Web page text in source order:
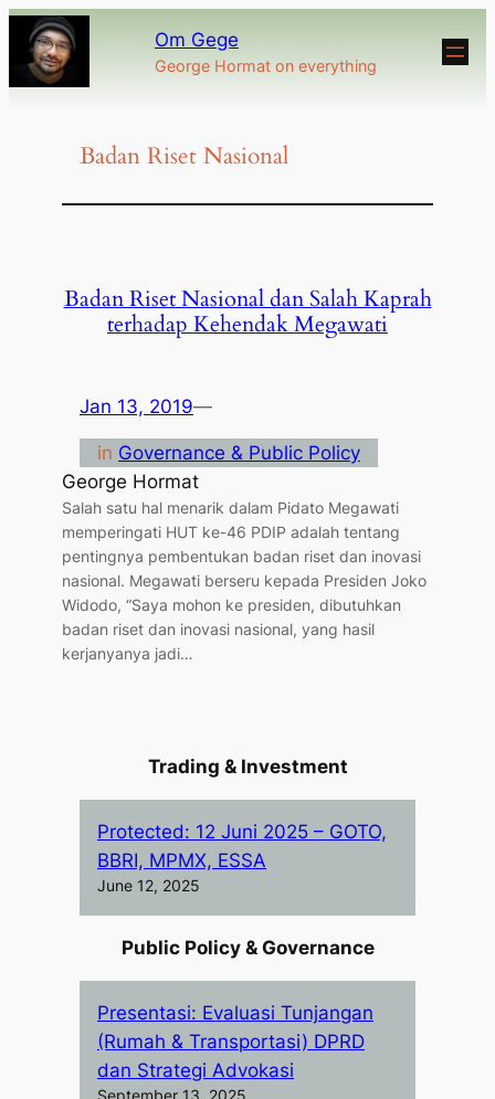
Om Gege
George Hormat on everything
Badan Riset Nasional
Badan Riset Nasional dan Salah Kaprah
terhadap Kehendak Megawati
Jan 13, 2019—
in Governance & Public Policy
George Hormat
Salah satu hal menarik dalam Pidato Megawati
memperingati HUT ke-46 PDIP adalah tentang
pentingnya pembentukan badan riset dan inovasi
nasional. Megawati berseru kepada Presiden Joko
Widodo, “Saya mohon ke presiden, dibutuhkan
badan riset dan inovasi nasional, yang hasil
kerjanyanya jadi…
Trading & Investment
Protected: 12 Juni 2025 – GOTO,
BBRI, MPMX, ESSA
June 12, 2025
Public Policy & Governance
Presentasi: Evaluasi Tunjangan
(Rumah & Transportasi) DPRD
dan Strategi Advokasi